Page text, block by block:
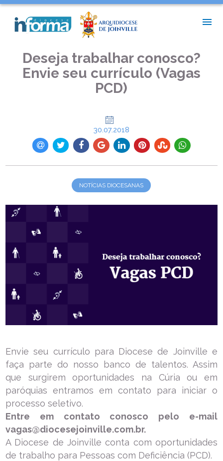
DESEJA TRABALHAR CONOSCO? ENVIE SEU CURRÍCULO
Deseja trabalhar conosco?
Envie seu currículo (Vagas
PCD)
30.07.2018
NOTÍCIAS DIOCESANAS
Envie seu currículo para Diocese de Joinville e
faça parte do nosso banco de talentos. Assim
que surgirem oportunidades na Cúria ou em
paróquias entramos em contato para iniciar o
processo seletivo.
Entre em contato conosco pelo e-mail
vagas@diocesejoinville.com.br.
A Diocese de Joinville conta com oportunidades
de trabalho para Pessoas com Deficiência (PCD).